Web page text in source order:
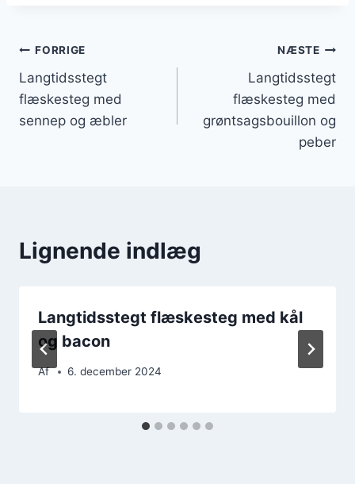
Indlægsnavigation
FORRIGE
Langtidsstegt
flæskesteg med
sennep og æbler
NÆSTE
Langtidsstegt
flæskesteg med
grøntsagsbouillon og
peber
Lignende indlæg
Langtidsstegt flæskesteg med kål
og bacon
Af 6. december 2024